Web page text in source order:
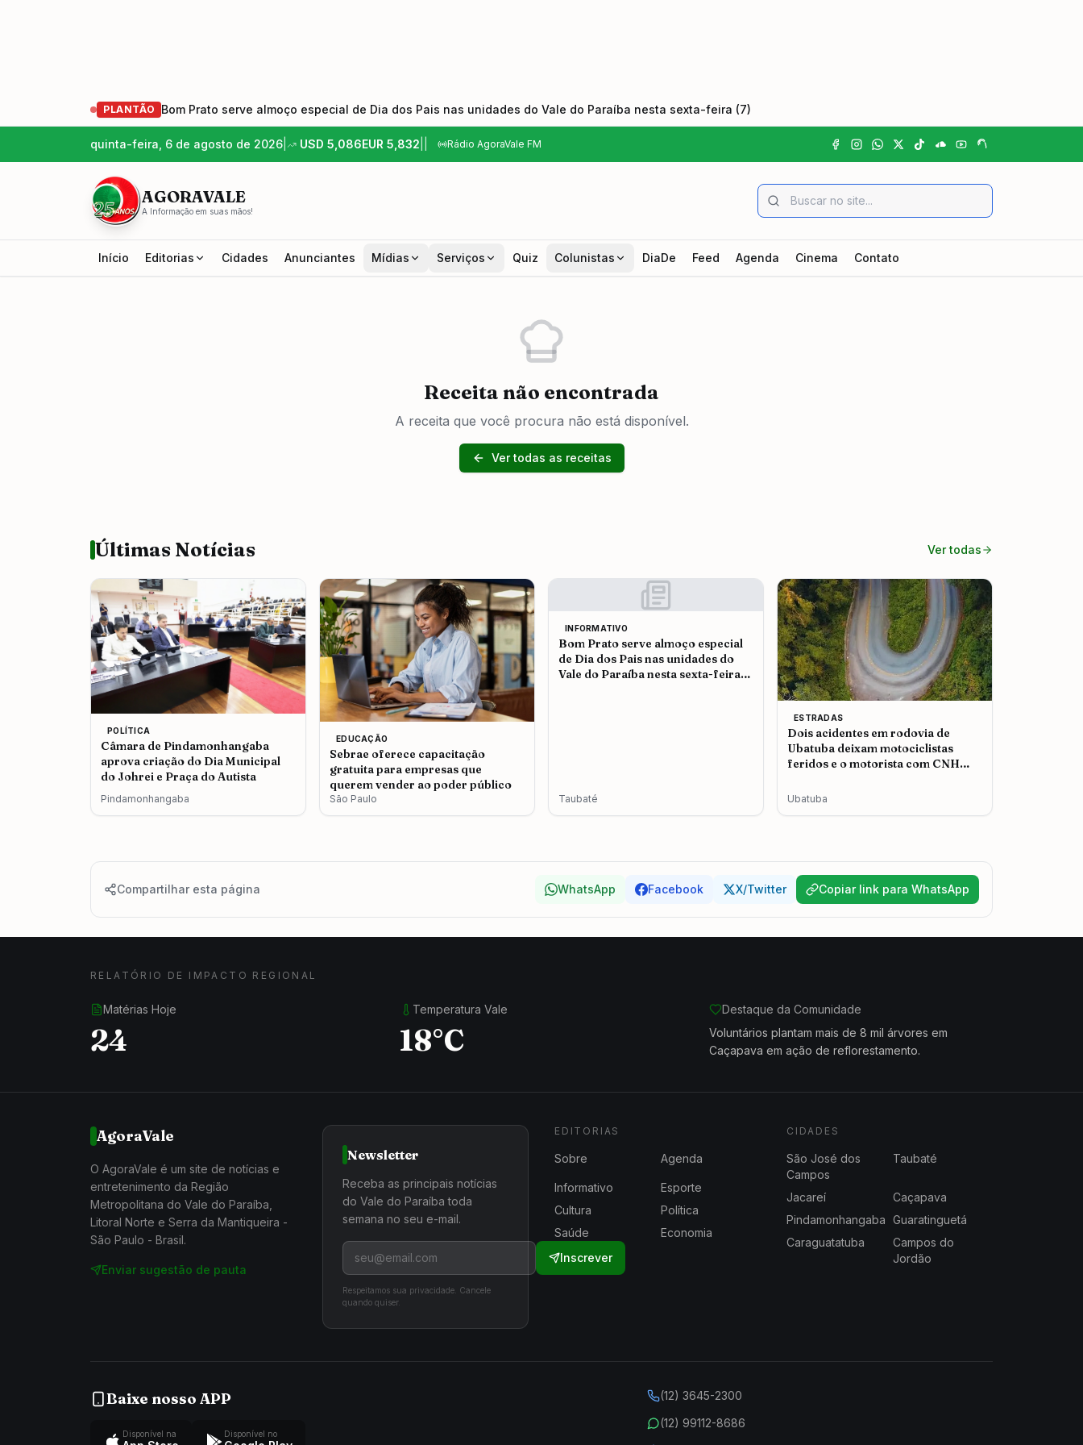
PLANTÃO Bom Prato serve almoço especial de Dia dos Pais nas unidades do Vale do Paraíba nesta sexta-feira (7)
quinta-feira, 6 de agosto de 2026 USD 5,086EUR 5,832 Rádio AgoraVale FM
AGORAVALE
A Informação em suas mãos!
Início Editorias Cidades Anunciantes Mídias Serviços Quiz Colunistas DiaDe Feed Agenda Cinema Contato
Receita não encontrada
A receita que você procura não está disponível.
Ver todas as receitas
Últimas Notícias Ver todas
POLÍTICA
Câmara de Pindamonhangaba
aprova criação do Dia Municipal
do Johrei e Praça do Autista
Pindamonhangaba
EDUCAÇÃO
Sebrae oferece capacitação
gratuita para empresas que
querem vender ao poder público
São Paulo
INFORMATIVO
Bom Prato serve almoço especial
de Dia dos Pais nas unidades do
Vale do Paraíba nesta sexta-feira
Taubaté
ESTRADAS
Dois acidentes em rodovia de
Ubatuba deixam motociclistas
feridos e o motorista com CNH
Ubatuba
Compartilhar esta página WhatsApp Facebook X/Twitter Copiar link para WhatsApp
RELATÓRIO DE IMPACTO REGIONAL
Matérias Hoje
24
Temperatura Vale
18°C
Destaque da Comunidade
Voluntários plantam mais de 8 mil árvores em
Caçapava em ação de reflorestamento.
AgoraVale
O AgoraVale é um site de notícias e
entretenimento da Região
Metropolitana do Vale do Paraíba,
Litoral Norte e Serra da Mantiqueira -
São Paulo - Brasil.
Enviar sugestão de pauta
Newsletter
Receba as principais notícias
do Vale do Paraíba toda
semana no seu e-mail.
Inscrever
Respeitamos sua privacidade. Cancele
quando quiser.
EDITORIAS
Sobre Agenda
Informativo
Esporte
Cultura
Política
Saúde
Economia
CIDADES
São José dos
Campos
Taubaté
Jacareí
Caçapava
Pindamonhangaba Guaratinguetá
Caraguatatuba
Campos do
Jordão
Baixe nosso APP
Disponível na Disponível no
(12) 3645-2300
(12) 99112-8686